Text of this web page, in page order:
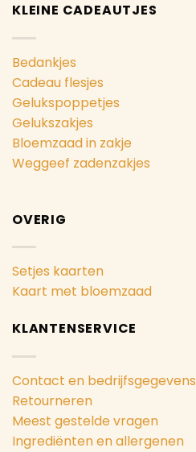
KLEINE CADEAUTJES
Bedankjes
Cadeau flesjes
Gelukspoppetjes
Gelukszakjes
Bloemzaad in zakje
Weggeef zadenzakjes
OVERIG
Setjes kaarten
Kaart met bloemzaad
KLANTENSERVICE
Contact en bedrijfsgegevens
Retourneren
Meest gestelde vragen
Ingrediënten en allergenen